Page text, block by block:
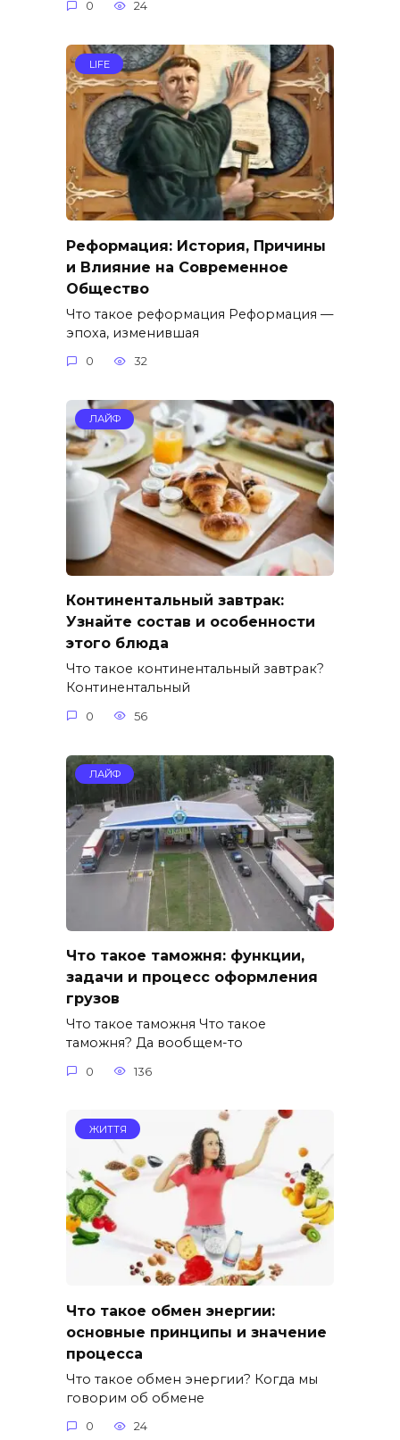
0 24
LIFE
Реформация: История, Причины
и Влияние на Современное
Общество
Что такое реформация Реформация —
эпоха, изменившая
0 32
ЛАЙФ
Континентальный завтрак:
Узнайте состав и особенности
этого блюда
Что такое континентальный завтрак?
Континентальный
0 56
ЛАЙФ
Что такое таможня: функции,
задачи и процесс оформления
грузов
Что такое таможня Что такое
таможня? Да вообщем-то
0 136
ЖИТТЯ
Что такое обмен энергии:
основные принципы и значение
процесса
Что такое обмен энергии? Когда мы
говорим об обмене
0 24